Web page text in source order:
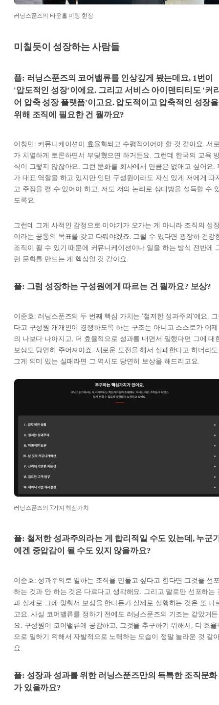
러닝스푼즈의 타운홀 미팅 현장
미칠듯이 성장하는 사람들
플: 러닝스푼즈의 코어밸류를 인상깊게 봤는데요, 1번이
'압도적인 성장'이에요. 그리고 서비스 아이덴티티도 '커
어 압축 성장 플랫폼'이고요. 압도적이고 압축적인 성장을
위해 조직에 필요한 건 뭘까요?
이창민: 커뮤니케이션이 효율화되고 수평적이어야 할 것 같아요. 서
가 치열하게 토론하면서 부딪혔으면 하거든요. 그런데 한국의 교육
식이 그렇지 않잖아요. 그런 문화를 회사에서 만큼은 없애고 싶어요.
가 대표 역할을 하고 있지만 인턴 구성원이라도 자신 있게 저에게 따
고 주장을 펼 수 있어야 하고, 저도 저의 논리로 상대방을 설득할 수
도록요.
그런데 그게 사적인 감정으로 이야기가 오가는 게 아니라 조직의 성
이라는 공통의 목표를 갖고 다퉈야겠죠. 그럴 수 있다면 굉장히 건강
조직이 될 수 있기 때문에 커뮤니케이션이나 일을 하는 방식 전반에
런 문화를 만드는 게 핵심일 것 같아요.
플: 그럼 성장하는 구성원에게 따르는 건 뭘까요? 보상?
이준호: 러닝스푼즈의 두 번째 핵심 가치는 '철저한 성과주의'에요.
다고 구성원 개개인이 경쟁하도록 하는 구조는 아니고 스스로가 어제
의 나보다 나아지고, 더 효율적으로 성과를 내면서 일했다면 그에 대
보상도 당연히 주어져야죠. 새로운 도전을 해서 실패한다고 하더라도
그게 의미 있는 실패라면 그 역시도 당연히 보상을 해드리고요.
러닝스푼즈의 7가지 핵심가치
플: 철저한 성과주의라는 게 합리적일 수도 있는데, 누군
에겐 중압감이 될 수도 있지 않을까요?
이준호: 성과주의로 일하는 조직을 만들고 싶다고 한다면 그것을 선
하는 것과 안 하는 것은 다르다고 생각해요. 그리고 말로만 선포하는
과 실제로 그에 맞춰서 보상을 한다든가 실제로 실행하는 것은 또 다
고요. 사실 코어밸류를 정하기 전에도 러닝스푼즈의 기조는 같았거든
요. 구성원이 코어밸류에 공감하고, 그것을 추구하기 위해서, 더 효율
으로 일하기 위해서 자발적으로 노력하는 모습이 정말 놀라운 것 같
요.
플: 성장과 성과를 위한 러닝스푼즈만의 독특한 조직문화
가 있을까요?